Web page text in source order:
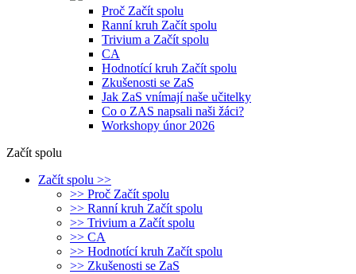
Proč Začít spolu
Ranní kruh Začít spolu
Trivium a Začít spolu
CA
Hodnotící kruh Začít spolu
Zkušenosti se ZaS
Jak ZaS vnímají naše učitelky
Co o ZAS napsali naši žáci?
Workshopy únor 2026
Začít spolu
Začít spolu >>
>> Proč Začít spolu
>> Ranní kruh Začít spolu
>> Trivium a Začít spolu
>> CA
>> Hodnotící kruh Začít spolu
>> Zkušenosti se ZaS